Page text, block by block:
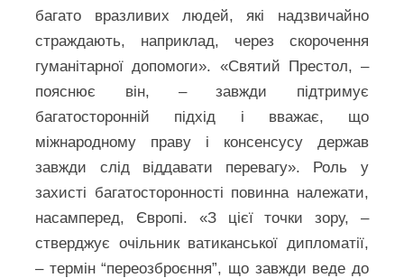
багато вразливих людей, які надзвичайно
страждають, наприклад, через скорочення
гуманітарної допомоги». «Святий Престол, –
пояснює він, – завжди підтримує
багатосторонній підхід і вважає, що
міжнародному праву і консенсусу держав
завжди слід віддавати перевагу». Роль у
захисті багатосторонності повинна належати,
насамперед, Європі. «З цієї точки зору, –
стверджує очільник ватиканської дипломатії,
– термін “переозброєння”, що завжди веде до